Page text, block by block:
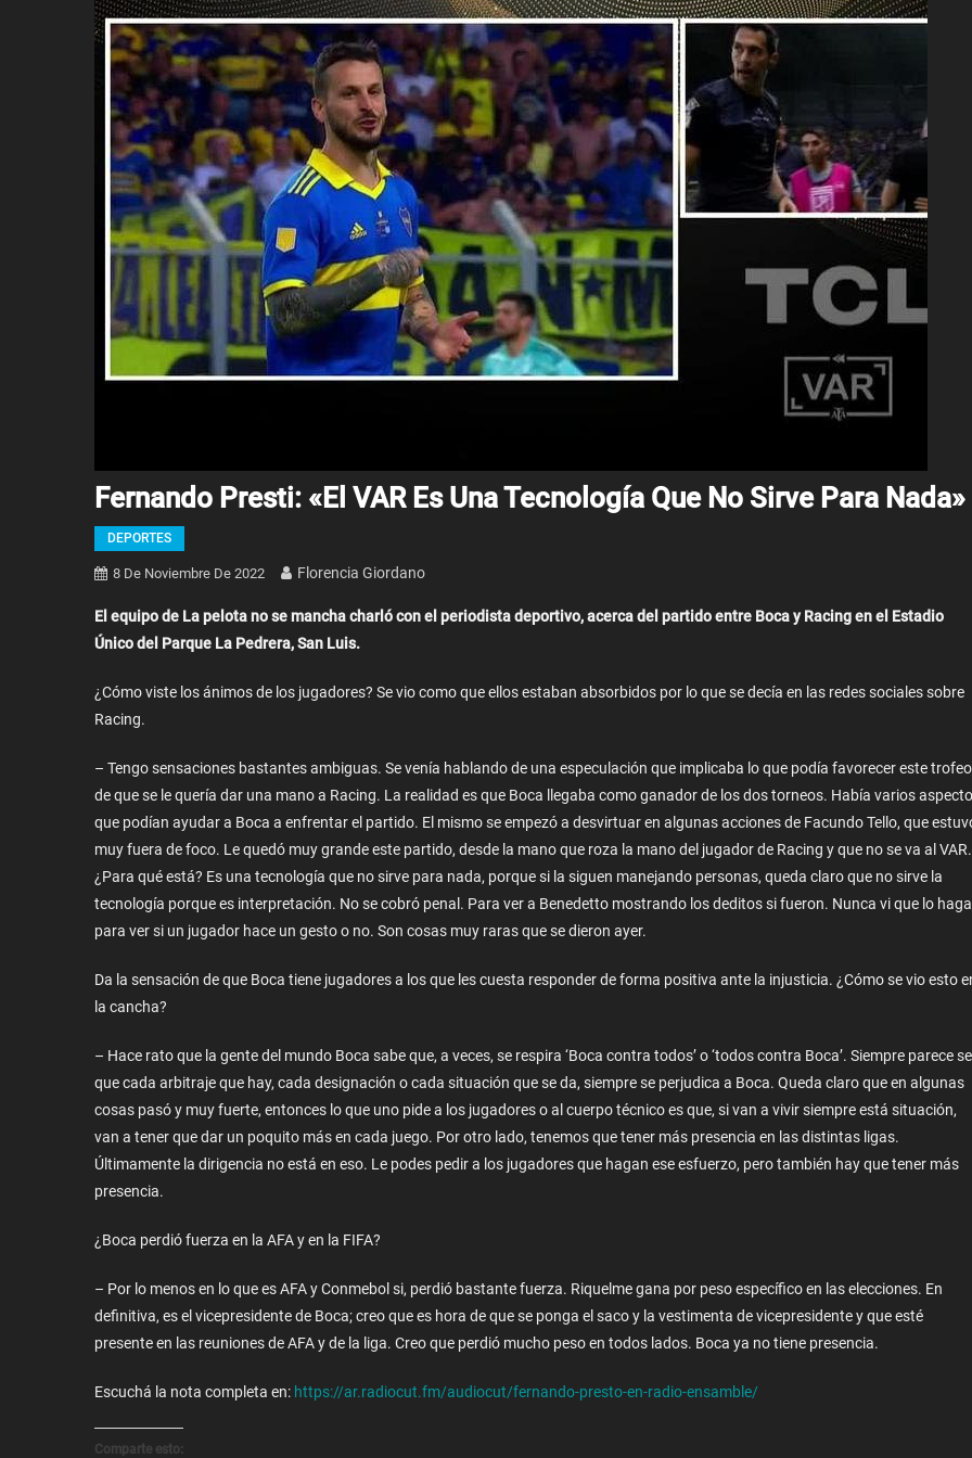
Fernando Presti: «El VAR Es Una Tecnología Que No Sirve Para Nada»
DEPORTES
8 De Noviembre De 2022 Florencia Giordano
El equipo de La pelota no se mancha charló con el periodista deportivo, acerca del partido entre Boca y Racing en el Estadio
Único del Parque La Pedrera, San Luis.
¿Cómo viste los ánimos de los jugadores? Se vio como que ellos estaban absorbidos por lo que se decía en las redes sociales sobre
Racing.
– Tengo sensaciones bastantes ambiguas. Se venía hablando de una especulación que implicaba lo que podía favorecer este
de que se le quería dar una mano a Racing. La realidad es que Boca llegaba como ganador de los dos torneos. Había varios
que podían ayudar a Boca a enfrentar el partido. El mismo se empezó a desvirtuar en algunas acciones de Facundo Tello, que
muy fuera de foco. Le quedó muy grande este partido, desde la mano que roza la mano del jugador de Racing y que no se va al VAR.
¿Para qué está? Es una tecnología que no sirve para nada, porque si la siguen manejando personas, queda claro que no sirve la
tecnología porque es interpretación. No se cobró penal. Para ver a Benedetto mostrando los deditos si fueron. Nunca vi que lo
para ver si un jugador hace un gesto o no. Son cosas muy raras que se dieron ayer.
Da la sensación de que Boca tiene jugadores a los que les cuesta responder de forma positiva ante la injusticia. ¿Cómo se vio esto
la cancha?
– Hace rato que la gente del mundo Boca sabe que, a veces, se respira ‘Boca contra todos’ o ‘todos contra Boca’. Siempre parece
que cada arbitraje que hay, cada designación o cada situación que se da, siempre se perjudica a Boca. Queda claro que en algunas
cosas pasó y muy fuerte, entonces lo que uno pide a los jugadores o al cuerpo técnico es que, si van a vivir siempre está situación,
van a tener que dar un poquito más en cada juego. Por otro lado, tenemos que tener más presencia en las distintas ligas.
Últimamente la dirigencia no está en eso. Le podes pedir a los jugadores que hagan ese esfuerzo, pero también hay que tener más
presencia.
¿Boca perdió fuerza en la AFA y en la FIFA?
– Por lo menos en lo que es AFA y Conmebol si, perdió bastante fuerza. Riquelme gana por peso específico en las elecciones. En
definitiva, es el vicepresidente de Boca; creo que es hora de que se ponga el saco y la vestimenta de vicepresidente y que esté
presente en las reuniones de AFA y de la liga. Creo que perdió mucho peso en todos lados. Boca ya no tiene presencia.
Escuchá la nota completa en: https://ar.radiocut.fm/audiocut/fernando-presto-en-radio-ensamble/
Comparte esto: